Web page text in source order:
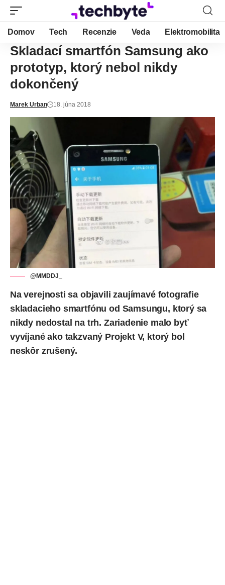
Domov Tech Recenzie Veda Elektromobilita
Skladací smartfón Samsung ako
prototyp, ktorý nebol nikdy
dokončený
Marek Urban 18. júna 2018
@MMDDJ_
Naverejnosti sa objavili zaujímavé fotografie
skladacieho smartfónu od Samsungu, ktorý sa
nikdy nedostal na trh. Zariadenie malo byť
vyvíjané ako takzvaný Projekt V, ktorý bol
neskôr zrušený.